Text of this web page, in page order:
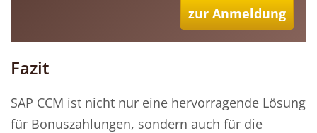
zur Anmeldung
Fazit
SAP CCM ist nicht nur eine hervorragende Lösung
für Bonuszahlungen, sondern auch für die